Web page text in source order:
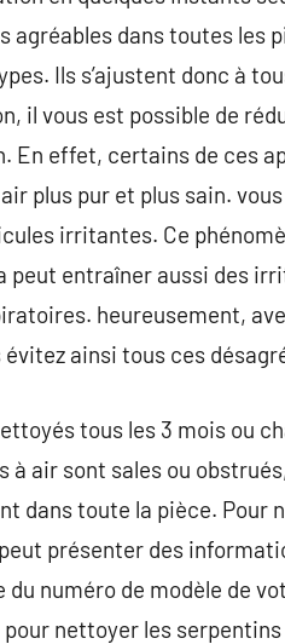
dans toutes les
Ils s’ajustent donc à
il vous est possible de
En effet, certains de ces
plus pur et plus sain.
irritantes. Ce
peut entraîner aussi des
heureusement,
évitez ainsi tous ces
tous les 3 mois ou
air sont sales ou
dans toute la pièce. Pour
présenter des
numéro de modèle de
nettoyer les serpentins